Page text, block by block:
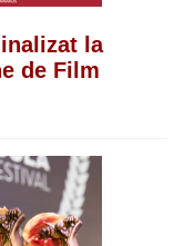
la
de Film